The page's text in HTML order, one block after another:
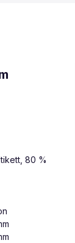
80 %